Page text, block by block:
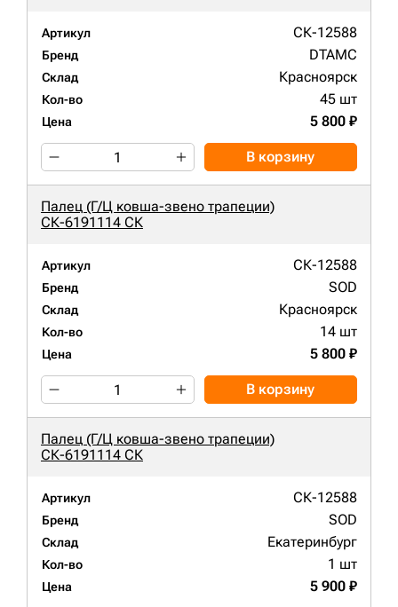
Артикул СК-12588
Бренд DTAMC
Склад Красноярск
Кол-во 45 шт
Цена 5 800 ₽
В корзину
Палец (Г/Ц ковша-звено трапеции)
СК-6191114 СК
Артикул СК-12588
Бренд SOD
Склад Красноярск
Кол-во 14 шт
Цена 5 800 ₽
В корзину
Палец (Г/Ц ковша-звено трапеции)
СК-6191114 СК
Артикул СК-12588
Бренд SOD
Склад Екатеринбург
Кол-во 1 шт
Цена 5 900 ₽